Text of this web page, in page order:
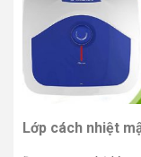
Lớp cách nhiệt